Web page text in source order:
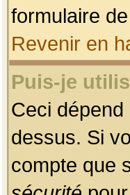
formulaire
Revenir en
Puis-je
Ceci
dessus. Si
compte que